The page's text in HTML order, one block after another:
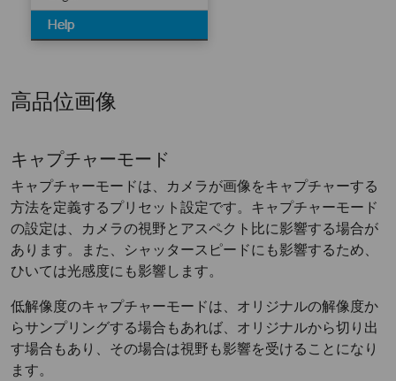
高品位画像
キャプチャーモード
キャプチャーモードは、カメラが画像をキャプチャーする
方法を定義するプリセット設定です。キャプチャーモード
の設定は、カメラの視野とアスペクト比に影響する場合が
あります。また、シャッタースピードにも影響するため、
ひいては光感度にも影響します。
低解像度のキャプチャーモードは、オリジナルの解像度か
らサンプリングする場合もあれば、オリジナルから切り出
す場合もあり、その場合は視野も影響を受けることになり
ます。